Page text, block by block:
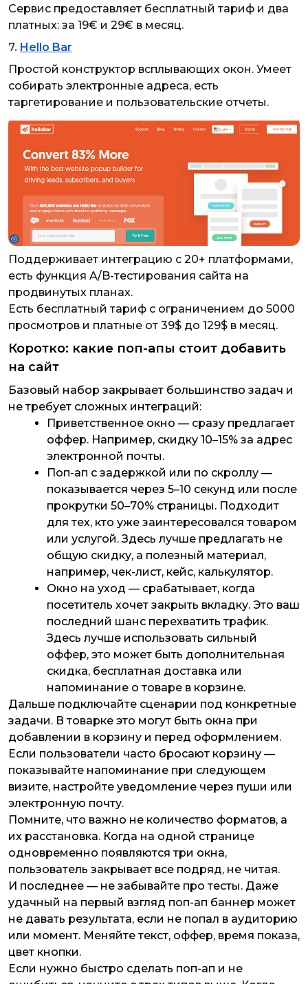
Сервис предоставляет бесплатный тариф и два
платных: за 19€ и 29€ в месяц.
7. Hello Bar
Простой конструктор всплывающих окон. Умеет
собирать электронные адреса, есть
таргетирование и пользовательские отчеты.
Поддерживает интеграцию с 20+ платформами,
есть функция A/B-тестирования сайта на
продвинутых планах.
Есть бесплатный тариф с ограничением до 5000
просмотров и платные от 39$ до 129$ в месяц.
Коротко: какие поп-апы стоит добавить
на сайт
Базовый набор закрывает большинство задач и
не требует сложных интеграций:
Приветственное окно — сразу предлагает
оффер. Например, скидку 10–15% за адрес
электронной почты.
Поп-ап с задержкой или по скроллу —
показывается через 5–10 секунд или после
прокрутки 50–70% страницы. Подходит
для тех, кто уже заинтересовался товаром
или услугой. Здесь лучше предлагать не
общую скидку, а полезный материал,
например, чек-лист, кейс, калькулятор.
Окно на уход — срабатывает, когда
посетитель хочет закрыть вкладку. Это ваш
последний шанс перехватить трафик.
Здесь лучше использовать сильный
оффер, это может быть дополнительная
скидка, бесплатная доставка или
напоминание о товаре в корзине.
Дальше подключайте сценарии под конкретные
задачи. В товарке это могут быть окна при
добавлении в корзину и перед оформлением.
Если пользователи часто бросают корзину —
показывайте напоминание при следующем
визите, настройте уведомление через пуши или
электронную почту.
Помните, что важно не количество форматов, а
их расстановка. Когда на одной странице
одновременно появляются три окна,
пользователь закрывает все подряд, не читая.
И последнее — не забывайте про тесты. Даже
удачный на первый взгляд поп-ап баннер может
не давать результата, если не попал в аудиторию
или момент. Меняйте текст, оффер, время показа,
цвет кнопки.
Если нужно быстро сделать поп-ап и не